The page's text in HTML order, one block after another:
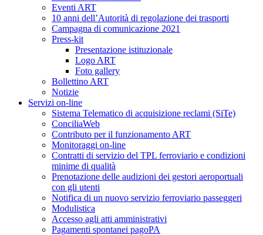
Eventi ART
10 anni dell’Autorità di regolazione dei trasporti
Campagna di comunicazione 2021
Press-kit
Presentazione istituzionale
Logo ART
Foto gallery
Bollettino ART
Notizie
Servizi on-line
Sistema Telematico di acquisizione reclami (SiTe)
ConciliaWeb
Contributo per il funzionamento ART
Monitoraggi on-line
Contratti di servizio del TPL ferroviario e condizioni
minime di qualità
Prenotazione delle audizioni dei gestori aeroportuali
con gli utenti
Notifica di un nuovo servizio ferroviario passeggeri
Modulistica
Accesso agli atti amministrativi
Pagamenti spontanei pagoPA